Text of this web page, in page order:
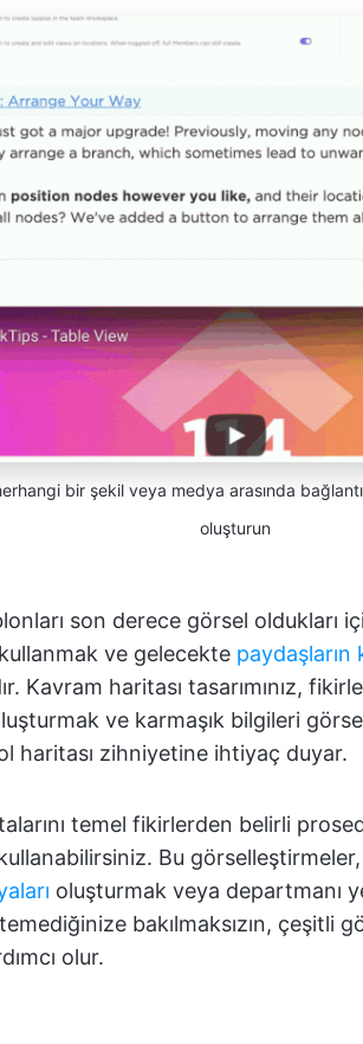
bir şekil veya medya arasında
oluşturun
son derece görsel oldukları
ve gelecekte paydaşların
Kavram haritası tasarımınız,
ve karmaşık bilgileri
haritası zihniyetine ihtiyaç duyar.
temel fikirlerden belirli
Bu
oluşturmak veya departmanı
bakılmaksızın, çeşitli
olur.